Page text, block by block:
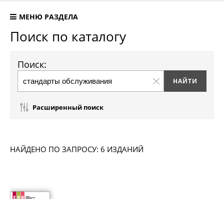
МЕНЮ РАЗДЕЛА
Поиск по каталогу
Поиск:
Расширенный поиск
НАЙДЕНО ПО ЗАПРОСУ: 6 ИЗДАНИЙ